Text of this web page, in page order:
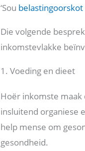
‘Sou
Die volgende
inkomstevlakke
1. Voeding en dieet
Hoër inkomste
insluitend organiese
help mense om
gesondheid.